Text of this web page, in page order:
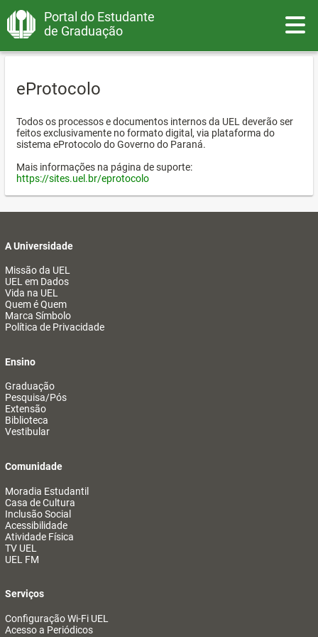
Portal do Estudante
de Graduação
eProtocolo
Todos os processos e documentos internos da UEL deverão ser
feitos exclusivamente no formato digital, via plataforma do
sistema eProtocolo do Governo do Paraná.
Mais informações na página de suporte:
https://sites.uel.br/eprotocolo
A Universidade
Missão da UEL
UEL em Dados
Vida na UEL
Quem é Quem
Marca Símbolo
Política de Privacidade
Ensino
Graduação
Pesquisa/Pós
Extensão
Biblioteca
Vestibular
Comunidade
Moradia Estudantil
Casa de Cultura
Inclusão Social
Acessibilidade
Atividade Física
TV UEL
UEL FM
Serviços
Configuração Wi-Fi UEL
Acesso a Periódicos